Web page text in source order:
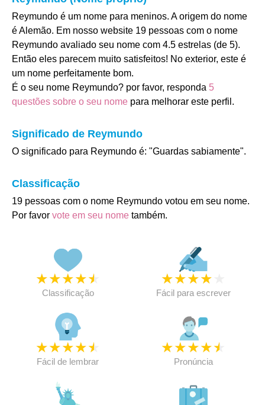
Reymundo é um nome para meninos. A origem do nome
é Alemão. Em nosso website 19 pessoas com o nome
Reymundo avaliado seu nome com 4.5 estrelas (de 5).
Então eles parecem muito satisfeitos! No exterior, este é
um nome perfeitamente bom.
É o seu nome Reymundo? por favor, responda 5
questões sobre o seu nome para melhorar este perfil.
Significado de Reymundo
O significado para Reymundo é: "Guardas sabiamente".
Classificação
19 pessoas com o nome Reymundo votou em seu nome.
Por favor vote em seu nome também.
★★★★★
Classificação
★★★★
Fácil para escrever
★★★★★
Fácil de lembrar
★★★★★
Pronúncia